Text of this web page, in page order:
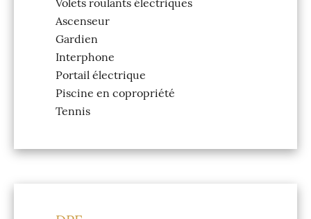
Volets roulants électriques
Ascenseur
Gardien
Interphone
Portail électrique
Piscine en copropriété
Tennis